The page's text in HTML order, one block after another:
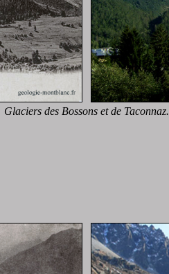
Glaciers des Bossons et de Taconnaz.